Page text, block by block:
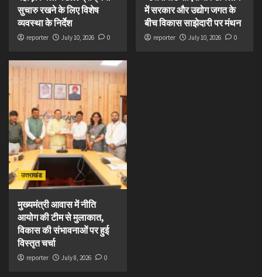
सुचारु रखने के लिए विशेष
व्यवस्था के निर्देश
reporter July 10, 2026 0
में सरकार और उद्योग जगत के
बीच विकास साझेदारी पर मंथन
reporter July 10, 2026 0
उत्तराखंड
मुख्यमंत्री आवास में नीति
आयोग की टीम से मुलाकात,
विकास की संभावनाओं पर हुई
विस्तृत चर्चा
reporter July 8, 2026 0